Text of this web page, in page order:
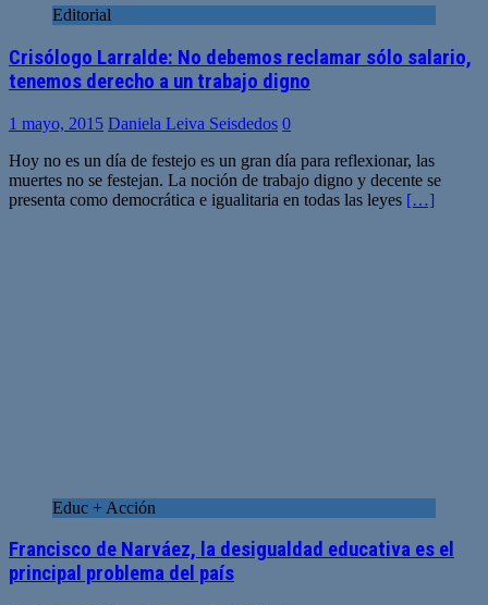
Editorial
Crisólogo Larralde: No debemos reclamar sólo salario,
tenemos derecho a un trabajo digno
1 mayo, 2015 Daniela Leiva Seisdedos 0
Hoy no es un día de festejo es un gran día para reflexionar, las
muertes no se festejan. La noción de trabajo digno y decente se
presenta como democrática e igualitaria en todas las leyes […]
Educ + Acción
Francisco de Narváez, la desigualdad educativa es el
principal problema del país